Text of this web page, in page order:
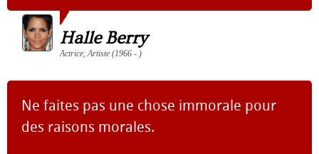
Halle Berry
Actrice, Artiste (1966 - )
Ne faites pas une chose immorale pour
des raisons morales.